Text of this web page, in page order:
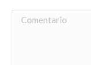
Comentario